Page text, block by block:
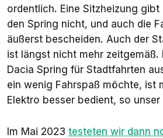
ordentlich. Eine Sitzheizung
den Spring nicht, und auch die
äußerst bescheiden. Auch der
ist längst nicht mehr zeitgemäß.
Dacia Spring für Stadtfahrten
ein wenig Fahrspaß möchte, ist
Elektro besser bedient, so unser
Im Mai 2023 testeten wir dann